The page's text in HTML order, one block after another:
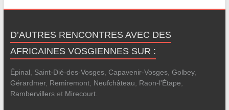
D’AUTRES RENCONTRES AVEC DES
AFRICAINES VOSGIENNES SUR :
Épinal, Saint-Dié-des-Vosges, Capavenir-Vosges, Golbey,
Gérardmer, Remiremont, Neufchâteau, Raon-l'Étape,
Rambervillerset Mirecourt.